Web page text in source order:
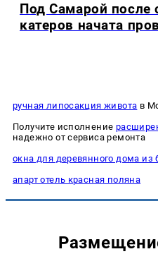
Под Самарой после
катеров начата
ручная липосакция живота в
Получите исполнение
надежно от сервиса ремонта
окна для деревянного дома из
апарт отель красная поляна